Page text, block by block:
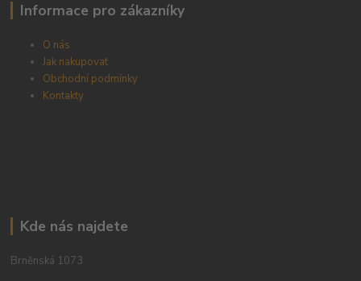
Informace pro zákazníky
O nás
Jak nakupovat
Obchodní podmínky
Kontakty
Kde nás najdete
Brněnská 1073